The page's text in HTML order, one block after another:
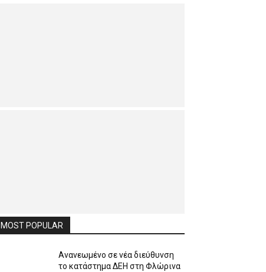
MOST POPULAR
Ανανεωμένο σε νέα διεύθυνση
το κατάστημα ΔΕΗ στη Φλώρινα